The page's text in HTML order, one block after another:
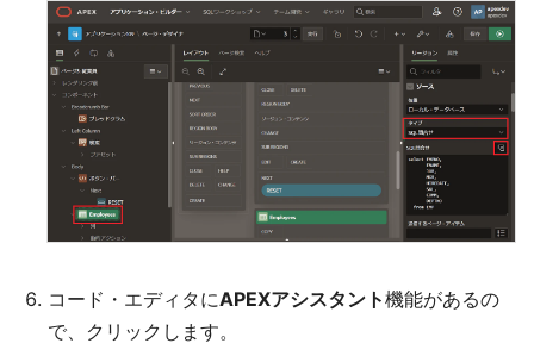
コード・エディタにAPEXアシスタント機能があるの
で、クリックします。